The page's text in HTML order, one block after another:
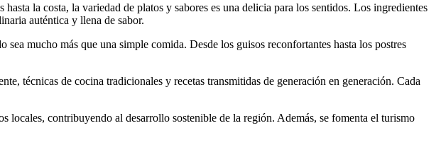
la costa, la variedad de platos y sabores es una delicia para los sentidos. Los ingredientes
auténtica y llena de sabor.
mucho más que una simple comida. Desde los guisos reconfortantes hasta los postres
técnicas de cocina tradicionales y recetas transmitidas de generación en generación. Cada
locales, contribuyendo al desarrollo sostenible de la región. Además, se fomenta el turismo